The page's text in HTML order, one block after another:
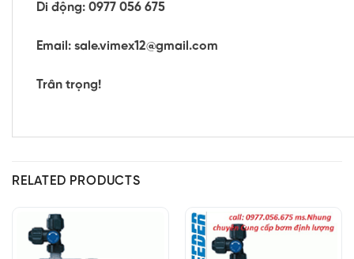
Di động: 0977 056 675
Email: sale.vimex12@gmail.com
Trân trọng!
RELATED PRODUCTS